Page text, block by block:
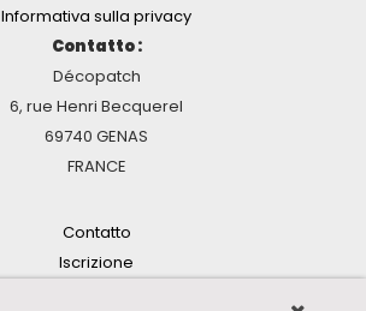
Informativa sulla privacy
Contatto :
Décopatch
6, rue Henri Becquerel
69740 GENAS
FRANCE
Contatto
Iscrizione